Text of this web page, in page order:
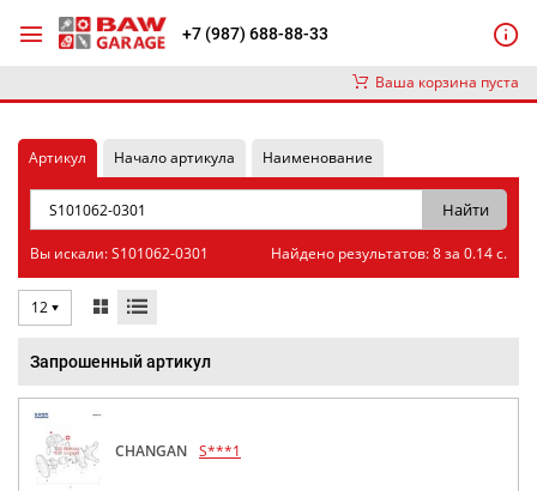
+7 (987) 688-88-33
Ваша корзина пуста
Артикул Начало артикула Наименование
Вы искали: S101062-0301 Найдено результатов: 8 за 0.14 с.
12
Запрошенный артикул
CHANGAN S***1